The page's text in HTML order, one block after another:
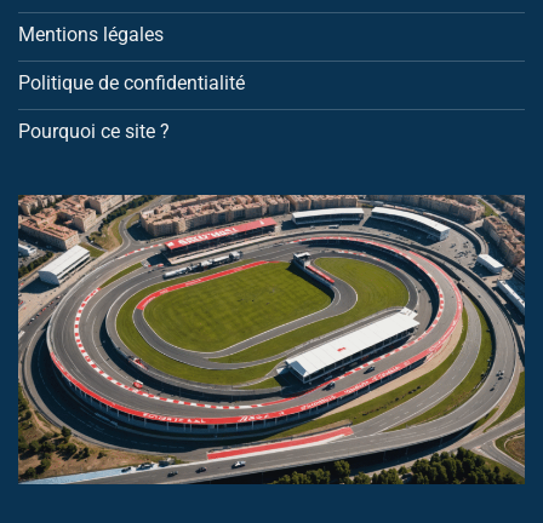
Mentions légales
Politique de confidentialité
Pourquoi ce site ?